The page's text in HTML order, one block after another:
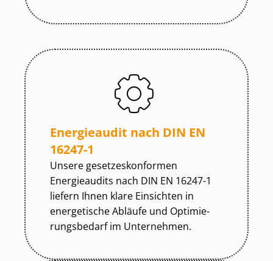
Energieaudit nach DIN EN
16247-1
Unsere ge­set­zes­kon­for­men
Energieaudits nach DIN EN 16247-1
liefern Ihnen klare Einsichten in
energetische Abläufe und Op­ti­mie­
rungs­be­darf im Unternehmen.